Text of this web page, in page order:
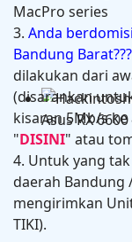
Hackintosh
MacPro series
3. Anda
Bandung Barat???
dilakukan dari
(disarankan
kisaran 5Mb/s
"DISINI" atau
4. Untuk yang
daerah Bandung
mengirimkan
TIKI).